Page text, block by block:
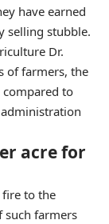
have earned
selling stubble.
Dr.
of farmers, the
to
acre for
to the
such farmers